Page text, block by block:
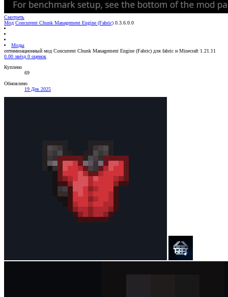
Смотреть
Мод Concurrent Chunk Management Engine (Fabric) 0.3.6.0.0
Моды
оптимизационный мод Concurrent Chunk Management Engine (Fabric) для fabric и Minecraft 1.21.11
0.00 звёзд 0 оценок
Куплено
69
Обновлено
19 Дек 2025